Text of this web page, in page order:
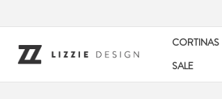
CORTINAS
SALE